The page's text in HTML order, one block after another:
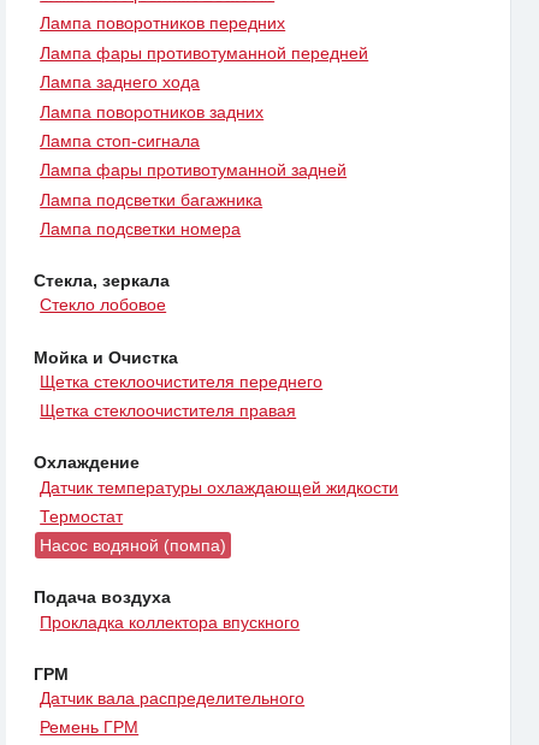
Лампа поворотников передних
Лампа фары противотуманной передней
Лампа заднего хода
Лампа поворотников задних
Лампа стоп-сигнала
Лампа фары противотуманной задней
Лампа подсветки багажника
Лампа подсветки номера
Стекла, зеркала
Стекло лобовое
Мойка и Очистка
Щетка стеклоочистителя переднего
Щетка стеклоочистителя правая
Охлаждение
Датчик температуры охлаждающей жидкости
Термостат
Насос водяной (помпа)
Подача воздуха
Прокладка коллектора впускного
ГРМ
Датчик вала распределительного
Ремень ГРМ